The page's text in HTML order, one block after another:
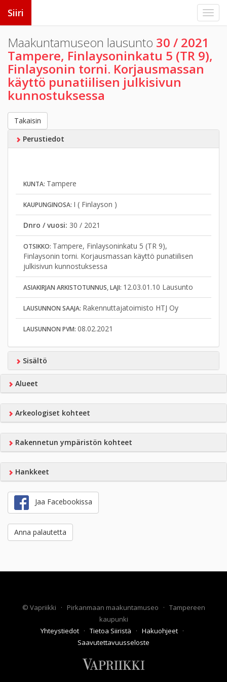
Siiri
Maakuntamuseon lausunto 30 / 2021
Tampere, Finlaysoninkatu 5 (TR 9),
Finlaysonin torni. Korjausmassan
käyttö punatiilisen julkisivun
kunnostuksessa
Takaisin
Perustiedot
KUNTA: Tampere
KAUPUNGINOSA: I ( Finlayson )
Dnro / vuosi: 30 / 2021
OTSIKKO: Tampere, Finlaysoninkatu 5 (TR 9),
Finlaysonin torni. Korjausmassan käyttö punatiilisen
julkisivun kunnostuksessa
ASIAKIRJAN ARKISTOTUNNUS, LAJI: 12.03.01.10 Lausunto
LAUSUNNON SAAJA: Rakennuttajatoimisto HTJ Oy
LAUSUNNON PVM: 08.02.2021
Sisältö
Alueet
Arkeologiset kohteet
Rakennetun ympäristön kohteet
Hankkeet
Jaa Facebookissa
Anna palautetta
© Vapriikki · Pirkanmaan maakuntamuseo · Tampereen
kaupunki
Yhteystiedot · Tietoa Siiristä · Hakuohjeet ·
Saavutettavuusseloste